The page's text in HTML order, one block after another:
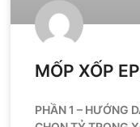
MỐP XỐP
PHẦN 1 – HƯỚNG